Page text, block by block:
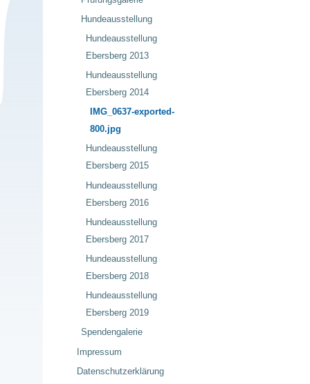
Hundeausstellung
Hundeausstellung
Ebersberg 2013
Hundeausstellung
Ebersberg 2014
IMG_0637-exported-
800.jpg
Hundeausstellung
Ebersberg 2015
Hundeausstellung
Ebersberg 2016
Hundeausstellung
Ebersberg 2017
Hundeausstellung
Ebersberg 2018
Hundeausstellung
Ebersberg 2019
Spendengalerie
Impressum
Datenschutzerklärung